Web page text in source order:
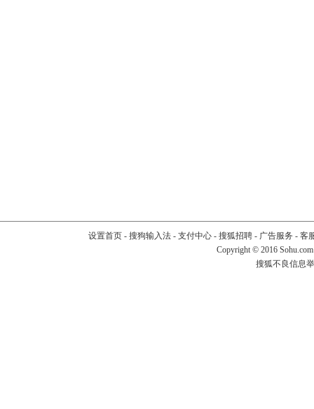
设置首页- 搜狗输入法- 支付中心- 搜狐招聘- 广告服务 - 客
Copyright © 2016
搜狐不良信息